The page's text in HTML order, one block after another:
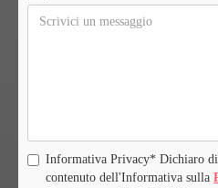
Informativa Privacy* Dichiaro
contenuto dell'Informativa sulla